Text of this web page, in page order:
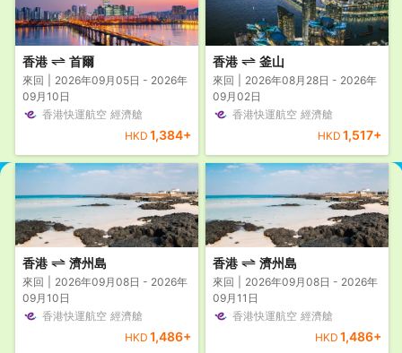
香港 首爾
來回
2026年09月05日 - 2026年
09月10日
香港快運航空 經濟艙
HKD 1,384+
香港 釜山
來回
2026年08月28日 - 2026年
09月02日
香港快運航空 經濟艙
HKD 1,517+
香港 濟州島
來回
2026年09月08日 - 2026年
09月10日
香港快運航空 經濟艙
HKD 1,486+
香港 濟州島
來回
2026年09月08日 - 2026年
09月11日
香港快運航空 經濟艙
HKD 1,486+